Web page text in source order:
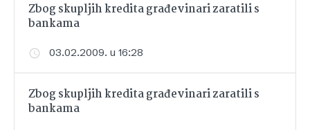
Zbog skupljih kredita građevinari zaratili s
bankama
03.02.2009. u 16:28
Zbog skupljih kredita građevinari zaratili s
bankama